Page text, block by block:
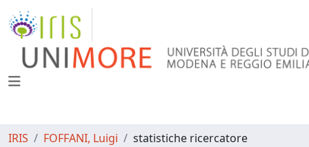
IRIS FOFFANI, Luigi statistiche ricercatore